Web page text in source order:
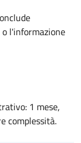
l'informazione
1 mese,
complessità.